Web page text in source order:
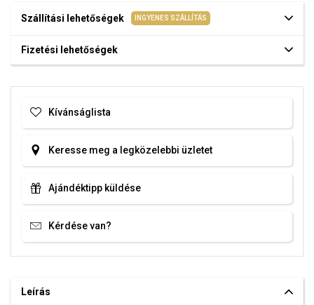
Szállítási lehetőségek INGYENES SZÁLLÍTÁS
Fizetési lehetőségek
Kívánságlista
Keresse meg a legközelebbi üzletet
Ajándéktipp küldése
Kérdése van?
Leírás